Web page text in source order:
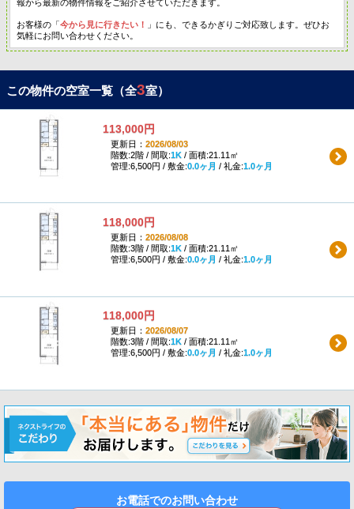
報から最新の物件情報をご紹介させていただきます。
お客様の「今から見に行きたい！
」にも、できるかぎりご対応致します。ぜひお
気軽にお問い合わせください。
この物件の空室一覧（全3室）
113,000円
更新日： 2026/08/03
階数:2階 / 間取:1K/ 面積:21.11㎡
管理:6,500円 / 敷金:0.0ヶ月 / 礼金:1.0ヶ月
118,000円
更新日： 2026/08/08
階数:3階 / 間取:1K/ 面積:21.11㎡
管理:6,500円 / 敷金:0.0ヶ月 / 礼金:1.0ヶ月
118,000円
更新日： 2026/08/07
階数:3階 / 間取:1K/ 面積:21.11㎡
管理:6,500円 / 敷金:0.0ヶ月 / 礼金:1.0ヶ月
お電話でのお問い合わせ